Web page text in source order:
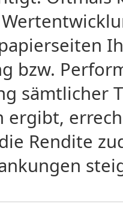
bzw.
sämtlicher
ergibt,
Rendite